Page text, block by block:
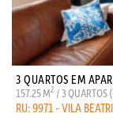
3 QUARTOS EM
157.25 M2 / 3 QUARTOS
RU: 9971 - VILA